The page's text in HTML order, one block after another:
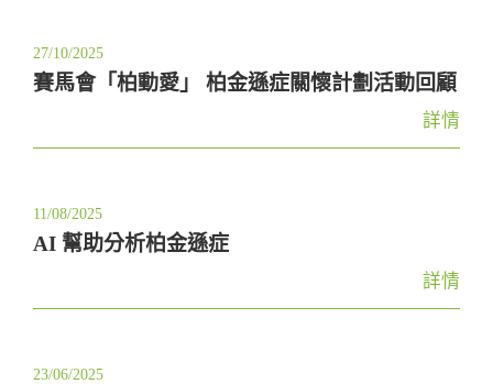
n
27/10/2025
賽馬會「柏動愛」 柏金遜症關懷計劃活動回顧
詳情
11/08/2025
AI 幫助分析柏金遜症
詳情
23/06/2025